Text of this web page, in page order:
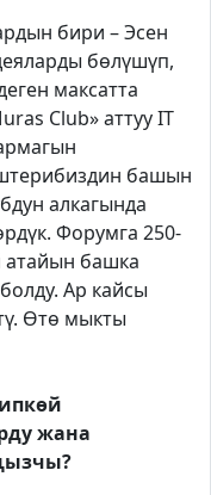
бири – Эсен
бөлүшүп,
максатта
Сlub» аттуу IT
башын
алкагында
Форумга 250-
атайын башка
Ар кайсы
Өтө мыкты
жана